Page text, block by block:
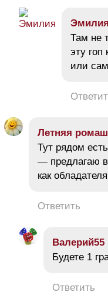
Эмилия
Там не
эту
или
Летняя
Тут рядом
— предлагаю
как
Ответить
Валерий55
Будете 1
Ответить